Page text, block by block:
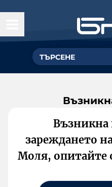
Възникна
зареждането
Моля, опитайте